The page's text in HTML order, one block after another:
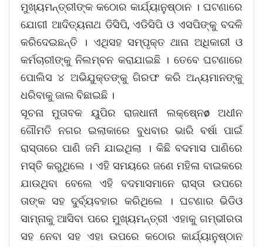
ମୁଖ୍ୟମନ୍ତ୍ରୀଙ୍କ କଠୋର କାର୍ଯ୍ୟାନୁଷ୍ଠାନ । ଘଟଣାରେ
ଯୋଗୀ ଆଦିତ୍ୟନାଥ ଡିସିପି, ଏଡିସିପି ଓ ଏସପିଙ୍କୁ ବଦଳି
କରିଦେଇଛନ୍ତି । ଏଥିସହ ସମ୍ପୃକ୍ତ ଥାନା ଅଧିକାରୀ ଓ
କର୍ମଚାରୀଙ୍କୁ ନିଲମ୍ବନ କରାଯାଇଛି । ତେବେ ଘଟଣାରେ
ପୋଲିସ ୪ ଅଭିଯୁକ୍ତଙ୍କୁ ଗିରଫ କରି ଅନ୍ୟମାନଙ୍କୁ
ଧରିବାକୁ ଜାଲ ବିଛାଇଛି ।
ସୂଚନା ମୁତାବକ ୟୁପିର ରାଜଧାନୀ ଲକ୍ଷେ୍ନø ଅଧୀନ
ଗୌମତି ନଗର ଇଲାକାରେ ବୁଧବାର ଭାରି ବର୍ଷା ପାଇଁ
ରାସ୍ତାରେ ପାଣି ଜମି ଯାଇଥିଲା । କିଛି ବଦମାସ ପାଣିରେ
ମସ୍ତି କରୁଥିଲେ । ଏହି ସମୟରେ ଜଣେ ମହିଳା ବାଇକରେ
ଯାଉଥିବା ବେଲେ ଏହି ବଦମାସମାନେ ରାସ୍ତା ଉପରେ
ତାଙ୍କ ସହ ଦୁର୍ବ୍ୟବହାର କରିଥିଲେ । ଘଟଣାର ଭିଡିଓ
ସାମ୍ନାକୁ ଆସିବା ପରେ ମୁଖ୍ୟମନ୍ତ୍ରୀ ଏହାକୁ ଗମ୍ଭୀରତା
ସହ ନେବା ସହ ଏହା ଉପରେ କଠୋର କାର୍ଯ୍ୟାନୁଷ୍ଠାନ